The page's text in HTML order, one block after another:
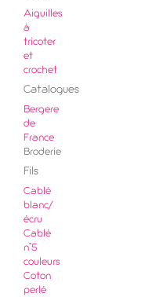
Aiguilles
à
tricoter
et
crochet
Catalogues
Bergere
de
France
Broderie
Fils
Cablé
blanc/
écru
Cablé
n°5
couleurs
Coton
perlé